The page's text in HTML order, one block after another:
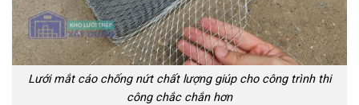
Lưới mắt cáo chống nứt chất lượng giúp cho công trình thi
công chắc chắn hơn